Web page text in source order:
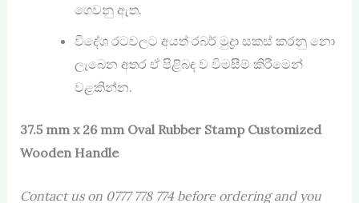
ගෙවනු ඇත.
විදේශ රටවලට අයත් රබර් මුද්‍රා සකස් කරනු නො
ලැබෙන අතර ඒ පිළිබඳ ව විමසීම් කිරීමෙන්
වළකින්න.
37.5 mm x 26 mm Oval Rubber Stamp Customized
Wooden Handle
Contact us on 0777 778 774 before ordering and you